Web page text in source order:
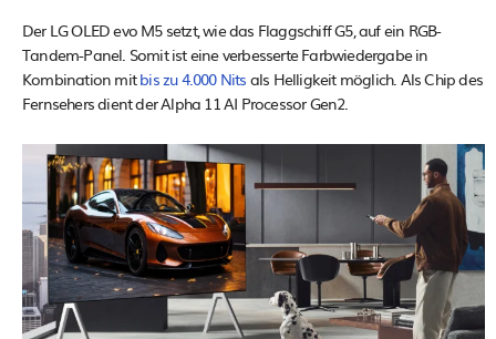
Der LG OLED evo M5 setzt, wie das Flaggschiff G5, auf ein RGB-
Tandem-Panel. Somit ist eine verbesserte Farbwiedergabe in
Kombination mitbis zu 4.000 Nits als Helligkeit möglich. Als Chip des
Fernsehers dient der Alpha 11 AI Processor Gen2.